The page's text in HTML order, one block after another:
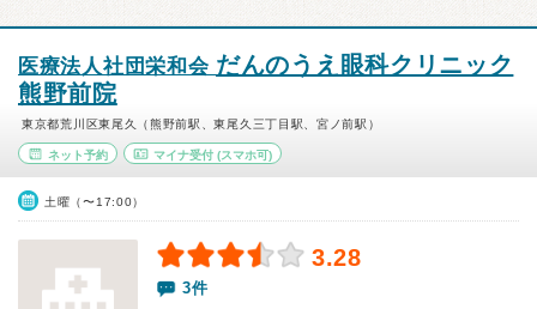
医療法人社団栄和会 だんのうえ眼科クリニック
熊野前院
東京都荒川区東尾久（熊野前駅、東尾久三丁目駅、宮ノ前駅）
ネット予約 マイナ受付(スマホ可)
土曜（〜17:00）
3.28
3件